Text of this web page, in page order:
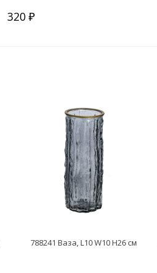
320 ₽
788241 Ваза, L10 W10 H26 см